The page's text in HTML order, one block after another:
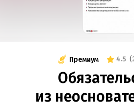
Премиум 4.5 (
из